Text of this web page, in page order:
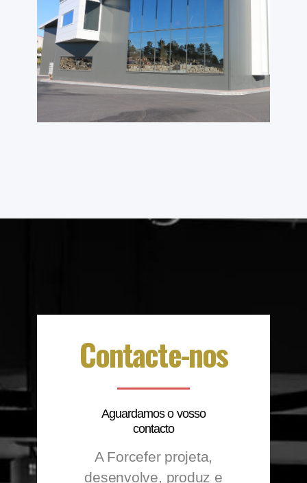
Contacte-nos
Aguardamos o vosso
A Forcefer projeta,